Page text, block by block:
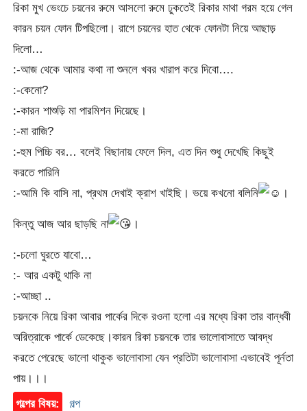
রিকা মুখ ভেংচে চয়নের রুমে আসলো রুমে ঢুকতেই রিকার মাথা গরম হয়ে গেল
কারন চয়ন ফোন টিপছিলো। রাগে চয়নের হাত থেকে ফোনটা নিয়ে আছাড়
দিলো…
:-আজ থেকে আমার কথা না শুনলে খবর খারাপ করে দিবো….
:-কেনো?
:-কারন শাশুড়ি মা পারমিশন দিয়েছে।
:-মা রাজি?
:-হুম পিচ্চি বর… বলেই বিছানায় ফেলে দিল, এত দিন শুধু দেখেছি কিছুই
করতে পারিনি
:-আমি কি বাসি না, প্রথম দেখাই ক্রাশ খাইছি। ভয়ে কখনো বলিনি
।
কিন্তু আজ আর ছাড়ছি না ।
:-চলো ঘুরতে যাবো…
:- আর একটু থাকি না
:-আচ্ছা ..
চয়নকে নিয়ে রিকা আবার পার্কের দিকে রওনা হলো এর মধ্যে রিকা তার বান্ধবী
অরিত্রাকে পার্কে ডেকেছে।কারন রিকা চয়নকে তার ভালোবাসাতে আবদ্ধ
করতে পেরেছে ভালো থাকুক ভালোবাসা যেন প্রতিটা ভালোবাসা এভাবেই পূর্নতা
পায়।।।
গল্পের বিষয়:
গল্প